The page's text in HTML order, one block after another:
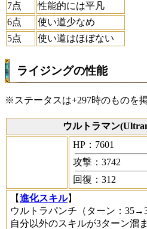
7点
性能的には平凡
6点
使い道少なめ
5点
使い道はほぼない
ライジングの性能
※ステータスは+297時のものを
ウルトラマン
HP：7601
攻撃：3742
回復：312
【進化スキル】
ウルトラパンチ （ターン：
自分以外のスキルが3ターン溜ま